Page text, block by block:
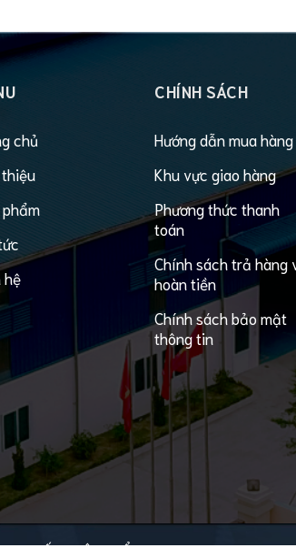
chủ
hệ
CHÍNH SÁCH
Hướng dẫn mua hàng
Khu vực giao hàng
Phương thức thanh
toán
Chính sách trả hàng
hoàn tiền
Chính sách bảo mật
thông tin
XUẤT NHẬP KHẨU & DỊCH VỤ THƯƠNG